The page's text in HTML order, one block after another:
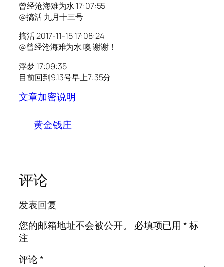
曾经沧海难为水 17:07:55
@搞活 九月十三号
搞活 2017-11-15 17:08:24
@曾经沧海难为水 噢 谢谢！
浮梦 17:09:35
目前回到9.13号早上7:35分
文章加密说明
黄金钱庄
评论
发表回复
您的邮箱地址不会被公开。
必填项已用*标
注
评论*